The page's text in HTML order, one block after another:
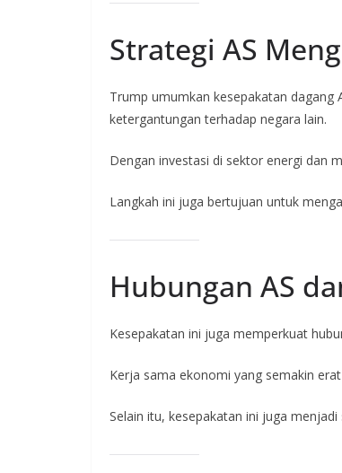
Strategi AS
Trump umumkan kesepakatan dagang
ketergantungan terhadap negara lain.
Dengan investasi di sektor energi dan
Langkah ini juga bertujuan untuk
Hubungan AS
Kesepakatan ini juga memperkuat
Kerja sama ekonomi yang semakin
Selain itu, kesepakatan ini juga